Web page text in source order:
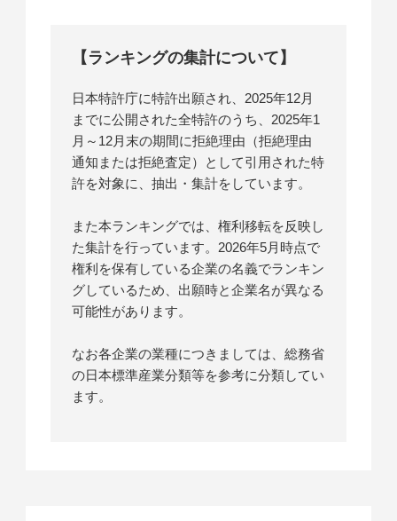
【ランキングの集計について】
日本特許庁に特許出願され、2025年12月
までに公開された全特許のうち、2025年1
月～12月末の期間に拒絶理由（拒絶理由
通知または拒絶査定）として引用された特
許を対象に、抽出・集計をしています。
また本ランキングでは、権利移転を反映し
た集計を行っています。2026年5月時点で
権利を保有している企業の名義でランキン
グしているため、出願時と企業名が異なる
可能性があります。
なお各企業の業種につきましては、総務省
の日本標準産業分類等を参考に分類してい
ます。